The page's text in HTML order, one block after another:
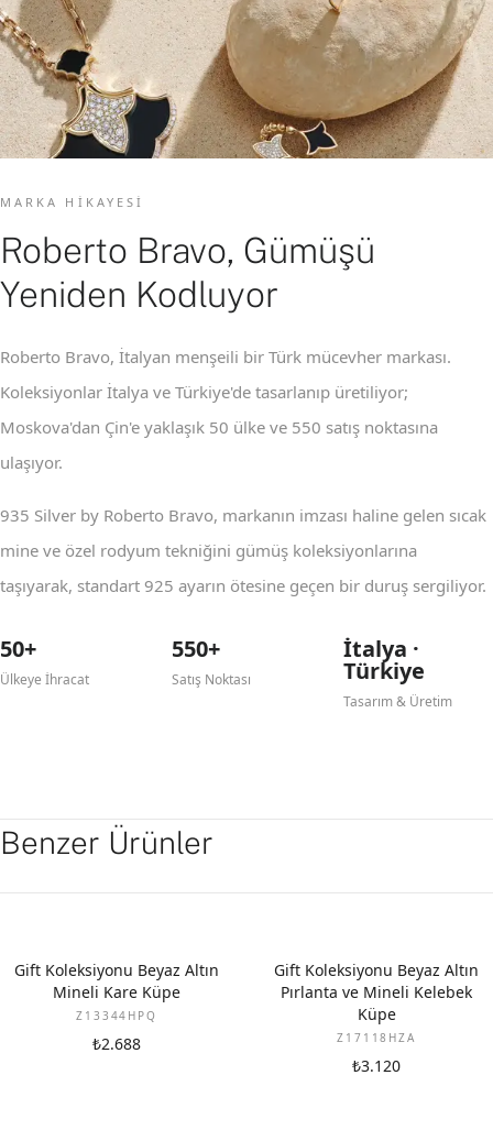
MARKA HIKAYESI
Roberto Bravo, Gümüşü
Yeniden Kodluyor
Roberto Bravo, İtalyan menşeili bir Türk mücevher markası.
Koleksiyonlar İtalya ve Türkiye'de tasarlanıp üretiliyor;
Moskova'dan Çin'e yaklaşık 50 ülke ve 550 satış noktasına
ulaşıyor.
935 Silver by Roberto Bravo, markanın imzası haline gelen sıcak
mine ve özel rodyum tekniğini gümüş koleksiyonlarına
taşıyarak, standart 925 ayarın ötesine geçen bir duruş sergiliyor.
50+
Ülkeye İhracat
550+
Satış Noktası
İtalya ·
Türkiye
Tasarım & Üretim
Benzer Ürünler
YENI
Gift Koleksiyonu Beyaz Altın
Mineli Kare Küpe
Z13344HPQ
₺2.688
YENI
Gift Koleksiyonu Beyaz Altın
Pırlanta ve Mineli Kelebek
Küpe
Z17118HZA
₺3.120